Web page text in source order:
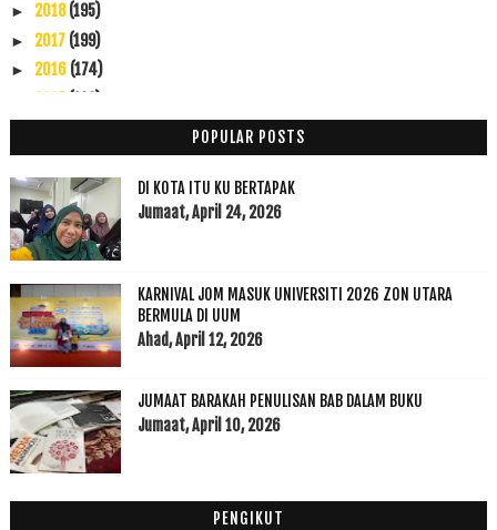
► 2018(195)
► 2017 (199)
► 2016 (174)
▼Disember(60)
10 CPUV 29 Disember 2015
Melabur Saham Akhirat
Nama 25 para rasul dalam 3 bahasa, Arab, Inggeris ...
Aziz Desa Meninggal Dunia
Rasulullah SAW Memuliakan Golongan Miskin
Hidup Mu Untuk Ummah, Hidup Ku Untuk Diri Sendiri
Tips Minum Sunnah Rasulullah SAW
Rasulullah SAW Ketawa Sehingga Menangis
Yahudi Yang Merindui Rasulullah SAW
30 Kelebihan Selawat Ke Atas Nabi
POPULAR POSTS
DI KOTA ITU KU BERTAPAK
Jumaat, April 24, 2026
KARNIVAL JOM MASUK UNIVERSITI 2026 ZON UTARA
BERMULA DI UUM
Ahad, April 12, 2026
JUMAAT BARAKAH PENULISAN BAB DALAM BUKU
Jumaat, April 10, 2026
PENGIKUT